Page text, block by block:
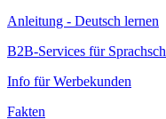
Anleitung - Deutsch lernen
B2B-Services für
Info für Werbekunden
Fakten